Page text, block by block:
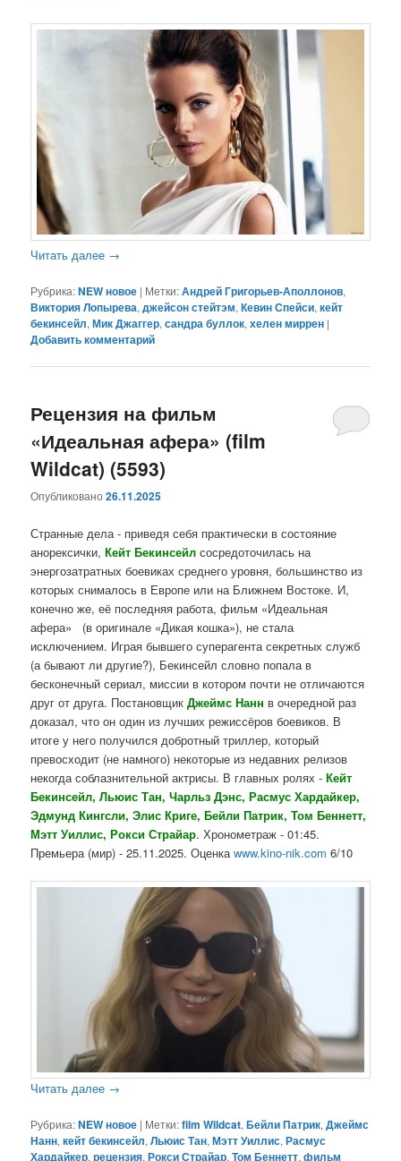
Читать далее →
Рубрика:NEW новое | Метки:Андрей Григорьев-Аполлонов,
Виктория Лопырева,джейсон стейтэм,Кевин Спейси,кейт
бекинсейл,Мик Джаггер,сандра буллок,хелен миррен |
Добавить комментарий
Рецензия на фильм
«Идеальная афера» (film
Wildcat) (5593)
Опубликовано26.11.2025
Странные дела - приведя себя практически в состояние
анорексички,Кейт Бекинсейл сосредоточилась на
энергозатратных боевиках среднего уровня, большинство из
которых снималось в Европе или на Ближнем Востоке. И,
конечно же, её последняя работа, фильм «Идеальная
афера» (в оригинале «Дикая кошка»), не стала
исключением. Играя бывшего суперагента секретных служб
(а бывают ли другие?), Бекинсейл словно попала в
бесконечный сериал, миссии в котором почти не отличаются
друг от друга. ПостановщикДжеймс Нанн в очередной раз
доказал, что он один из лучших режиссёров боевиков. В
итоге у него получился добротный триллер, который
превосходит (не намного) некоторые из недавних релизов
некогда соблазнительной актрисы. В главных ролях -Кейт
Бекинсейл, Льюис Тан, Чарльз Дэнс, Расмус Хардайкер,
Эдмунд Кингсли, Элис Криге, Бейли Патрик, Том Беннетт,
Мэтт Уиллис, Рокси Страйар. Хронометраж - 01:45.
Премьера (мир) - 25.11.2025. Оценкаwww.kino-nik.com 6/10
Читать далее →
Рубрика:NEW новое | Метки:film Wildcat,Бейли Патрик,Джеймс
Нанн,кейт бекинсейл,Льюис Тан,Мэтт Уиллис,Расмус
Хардайкер,рецензия,Рокси Страйар,Том Беннетт,фильм